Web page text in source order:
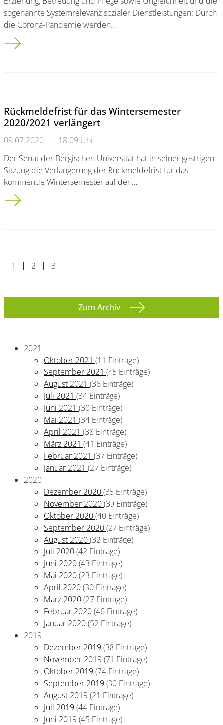
sogenannte Systemrelevanz sozialer Dienstleistungen: Durch
die Corona-Pandemie werden…
„SOZ PÄD CORONA“: </br>Neuer Blog beleuchtet
Rückmeldefrist für das Wintersemester
2020/2021 verlängert
09.07.2020 |
18:09 Uhr
Der Senat der Bergischen Universität hat in seiner gestrigen
Sitzung die Verlängerung der Rückmeldefrist für das
kommende Wintersemester auf den…
Rückmeldefrist für das Wintersemester 2020/2021 verlängert
1 2 3
Zum Archiv
2021
Oktober 2021 (11 Einträge)
September 2021 (45 Einträge)
August 2021 (36 Einträge)
Juli 2021 (34 Einträge)
Juni 2021 (30 Einträge)
Mai 2021 (34 Einträge)
April 2021 (38 Einträge)
März 2021 (41 Einträge)
Februar 2021 (37 Einträge)
Januar 2021 (27 Einträge)
2020
Dezember 2020(35 Einträge)
November 2020(39 Einträge)
Oktober 2020(40 Einträge)
September 2020(27 Einträge)
August 2020(32 Einträge)
Juli 2020(42 Einträge)
Juni 2020(43 Einträge)
Mai 2020(23 Einträge)
April 2020(30 Einträge)
März 2020(27 Einträge)
Februar 2020(46 Einträge)
Januar 2020(52 Einträge)
2019
Dezember 2019 (38 Einträge)
November 2019 (71 Einträge)
Oktober 2019 (74 Einträge)
September 2019 (30 Einträge)
August 2019 (21 Einträge)
Juli 2019 (44 Einträge)
Juni 2019 (45 Einträge)